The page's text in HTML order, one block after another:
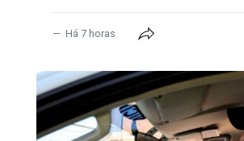
Há 7 horas